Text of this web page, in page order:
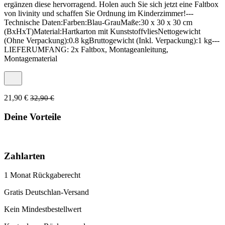
ergänzen diese hervorragend. Holen auch Sie sich jetzt eine Faltbox
von livinity und schaffen Sie Ordnung im Kinderzimmer!---
Technische Daten:Farben:Blau-GrauMaße:30 x 30 x 30 cm
(BxHxT)Material:Hartkarton mit KunststoffvliesNettogewicht
(Ohne Verpackung):0.8 kgBruttogewicht (Inkl. Verpackung):1 kg---
LIEFERUMFANG: 2x Faltbox, Montageanleitung,
Montagematerial
21,90 € 32,90 €
Deine Vorteile
Zahlarten
1 Monat Rückgaberecht
Gratis Deutschlan-Versand
Kein Mindestbestellwert